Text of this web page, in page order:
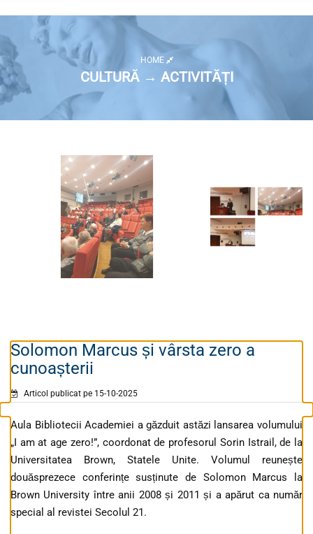
HOME
CULTURĂ → ACTIVITĂȚI
Solomon Marcus și vârsta zero a
cunoașterii
Articol publicat pe 15-10-2025
Aula Bibliotecii Academiei a găzduit astăzi lansarea volumului
„I am at age zero!”, coordonat de profesorul Sorin Istrail, de la
Universitatea Brown, Statele Unite. Volumul reunește
douăsprezece conferințe susținute de Solomon Marcus la
Brown University între anii 2008 și 2011 și a apărut ca număr
special al revistei Secolul 21.